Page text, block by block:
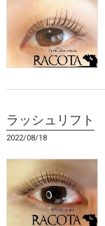
ラッシュリフト
2022/08/18